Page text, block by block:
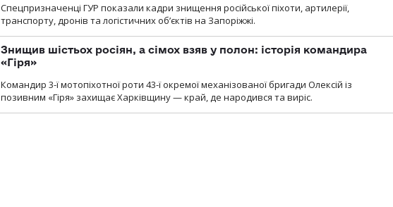
Спецпризначенці ГУР показали кадри знищення російської піхоти, артилерії,
транспорту, дронів та логістичних об’єктів на Запоріжжі.
Знищив шістьох росіян, а сімох взяв у полон: історія командира
«Гіря»
Командир 3-ї мотопіхотної роти 43-ї окремої механізованої бригади Олексій із
позивним «Гіря» захищає Харківщину — край, де народився та виріс.